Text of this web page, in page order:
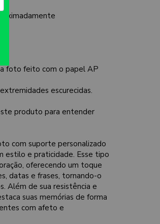
foto feito com o papel AP
escurecidas.
produto para entender
com suporte personalizado
estilo e praticidade. Esse tipo
oferecendo um toque
datas e frases, tornando-o
Além de sua resistência e
suas memórias de forma
com afeto e